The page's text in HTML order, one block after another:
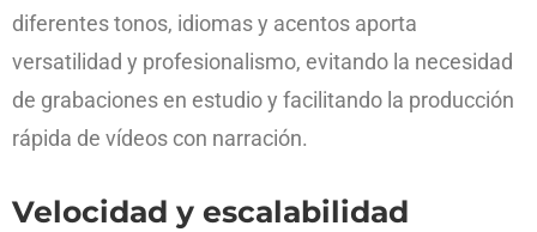
diferentes tonos, idiomas y acentos aporta
versatilidad y profesionalismo, evitando la necesidad
de grabaciones en estudio y facilitando la producción
rápida de vídeos con narración.
Velocidad y escalabilidad